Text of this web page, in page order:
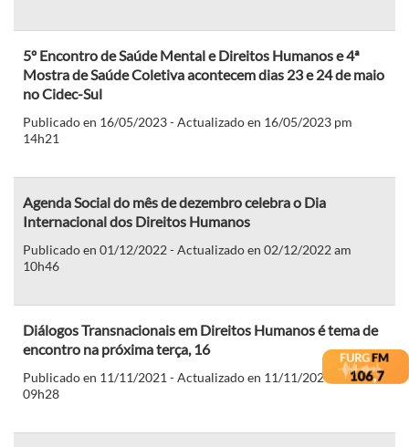
5º Encontro de Saúde Mental e Direitos Humanos e 4ª
Mostra de Saúde Coletiva acontecem dias 23 e 24 de maio
no Cidec-Sul
Publicado en 16/05/2023 - Actualizado en 16/05/2023 pm
14h21
Agenda Social do mês de dezembro celebra o Dia
Internacional dos Direitos Humanos
Publicado en 01/12/2022 - Actualizado en 02/12/2022 am
10h46
Diálogos Transnacionais em Direitos Humanos é tema de
encontro na próxima terça, 16
Publicado en 11/11/2021 - Actualizado en 11/11/2021 am
09h28